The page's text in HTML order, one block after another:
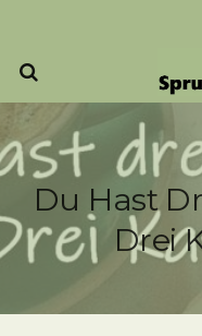
Du Hast
Drei